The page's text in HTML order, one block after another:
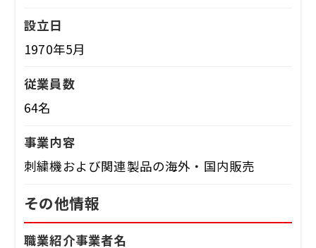
設立日
1970年5月
従業員数
64名
事業内容
刺繍機および関連製品の海外・国内販売
その他情報
職業紹介事業者名